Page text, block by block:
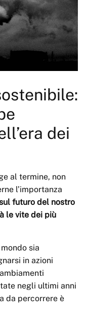
dei
al termine, non
l’importanza
futuro del nostro
le vite dei più
sia
in azioni
negli ultimi anni
da percorrere è